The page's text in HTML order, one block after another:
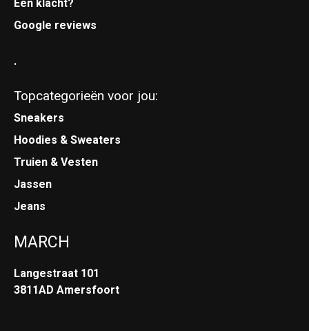
Google reviews
.
Topcategorieën voor jou:
Sneakers
Hoodies & Sweaters
Truien & Vesten
Jassen
Jeans
MARCH
Langestraat 101
3811AD Amersfoort